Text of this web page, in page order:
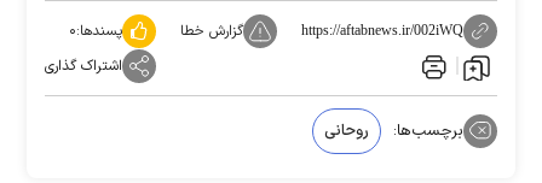
https://aftabnews.ir/002iWQ گزارش خطا پسندها:۰
اشتراک گذاری
برچسب‌ها: روحانی